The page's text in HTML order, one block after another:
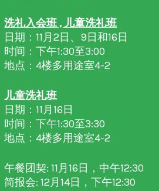
洗礼入会班 , 儿童洗礼班
日期：11月2日、9日和16日
时间：下午1:30至3:00
地点：4楼多用途室4-2
儿童洗礼班
日期：11月16日
时间：下午1:30至3:30
地点：4楼多用途室4-2
午餐团契: 11月16日，中午12:30
简报会: 12月14日，下午12:30